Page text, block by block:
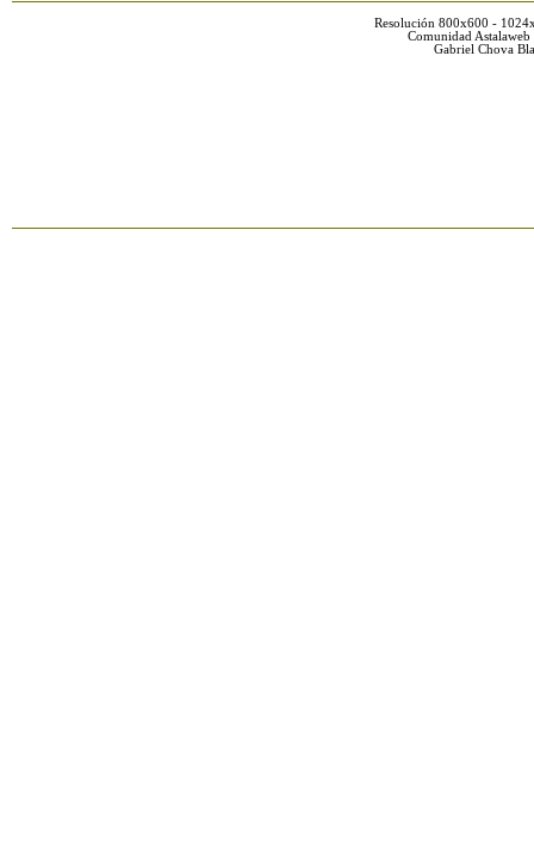
Resolución 800x600 -
Comunidad
Gabriel Chova